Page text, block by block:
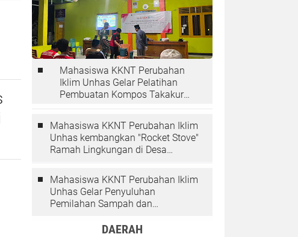
Mahasiswa KKNT Perubahan
Iklim Unhas Gelar Pelatihan
Pembuatan Kompos Takakura
Mahasiswa KKNT Perubahan Iklim
Unhas kembangkan "Rocket Stove"
Ramah Lingkungan di Desa
Mahasiswa KKNT Perubahan Iklim
Unhas Gelar Penyuluhan
Pemilahan Sampah dan
Desa KalolingDAERAH